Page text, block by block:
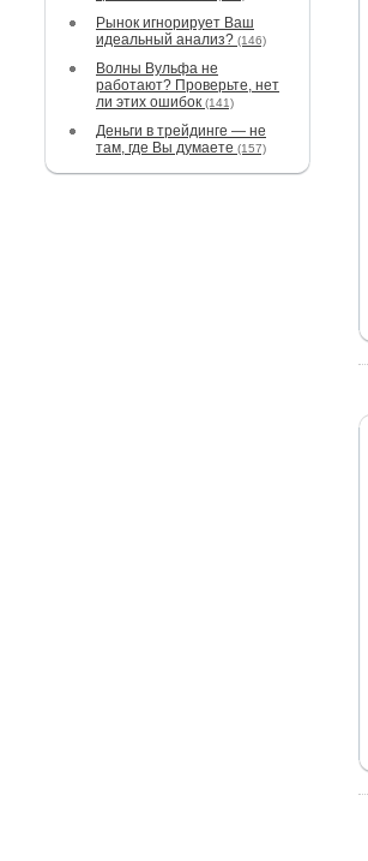
Рынок игнорирует Ваш
идеальный анализ? (146)
Волны Вульфа не
работают? Проверьте, нет
ли этих ошибок (141)
Деньги в трейдинге — не
там, где Вы думаете (157)